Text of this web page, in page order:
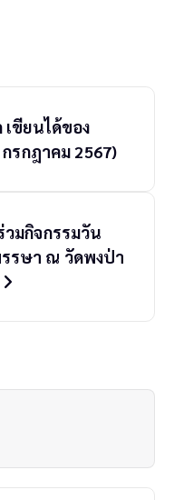
ขียนได้ของ
รกฎาคม 2567)
มกิจกรรมวัน
รษา ณ วัดพงป่า